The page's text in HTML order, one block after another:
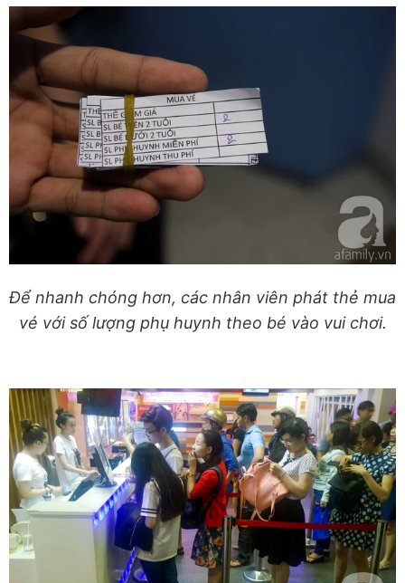
Để nhanh chóng hơn, các nhân viên phát thẻ mua
vé với số lượng phụ huynh theo bé vào vui chơi.